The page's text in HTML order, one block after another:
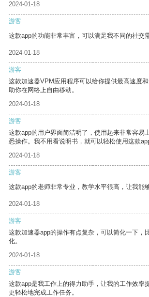
2024-01-18
游客
这款app的功能非常丰富，可以满足我不同的社交需
2024-01-18
游客
这款加速器VPM应用程序可以给你提供最高速度
助你在网络上自由移动。
2024-01-18
游客
这款app的用户界面简洁明了，使用起来非常容易
悉操作。我不用看说明书，就可以轻松使用这款app
2024-01-18
游客
这款app的老师非常专业，教学水平很高，让我能
2024-01-18
游客
这款加速器app的操作有点复杂，可以简化一下，
化。
2024-01-18
游客
这款app是我工作上的得力助手，让我的工作效率
更轻松地完成工作任务。